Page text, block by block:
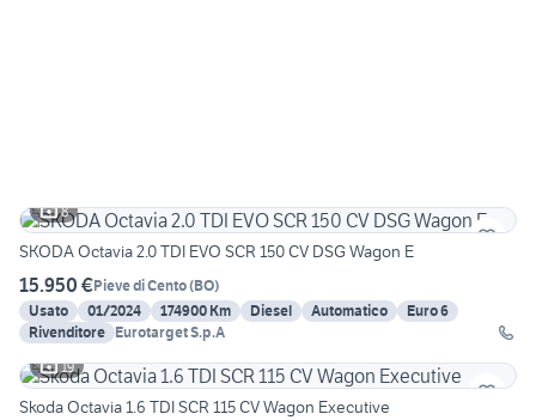
8
SKODA Octavia 2.0 TDI EVO SCR 150 CV DSG Wagon E
15.950 €Pieve di Cento(BO)
Usato
01/2024 174900 Km Diesel Automatico
Euro 6
Rivenditore Eurotarget S.p.A
19
Skoda Octavia 1.6 TDI SCR 115 CV Wagon Executive